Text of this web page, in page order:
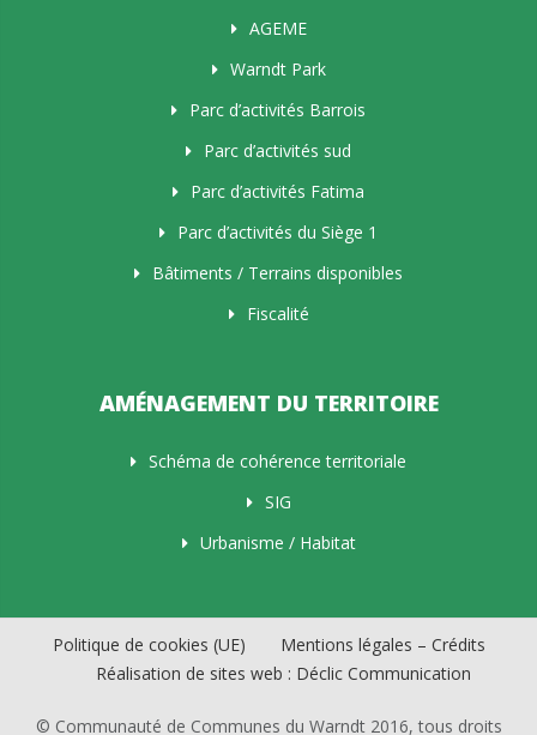
AGEME
Warndt Park
Parc d’activités Barrois
Parc d’activités sud
Parc d’activités Fatima
Parc d’activités du Siège 1
Bâtiments / Terrains disponibles
Fiscalité
AMÉNAGEMENT DU TERRITOIRE
Schéma de cohérence territoriale
SIG
Urbanisme / Habitat
Politique de cookies (UE)
Mentions légales – Crédits
Réalisation de sites web : Déclic Communication
© Communauté de Communes du Warndt 2016, tous droits